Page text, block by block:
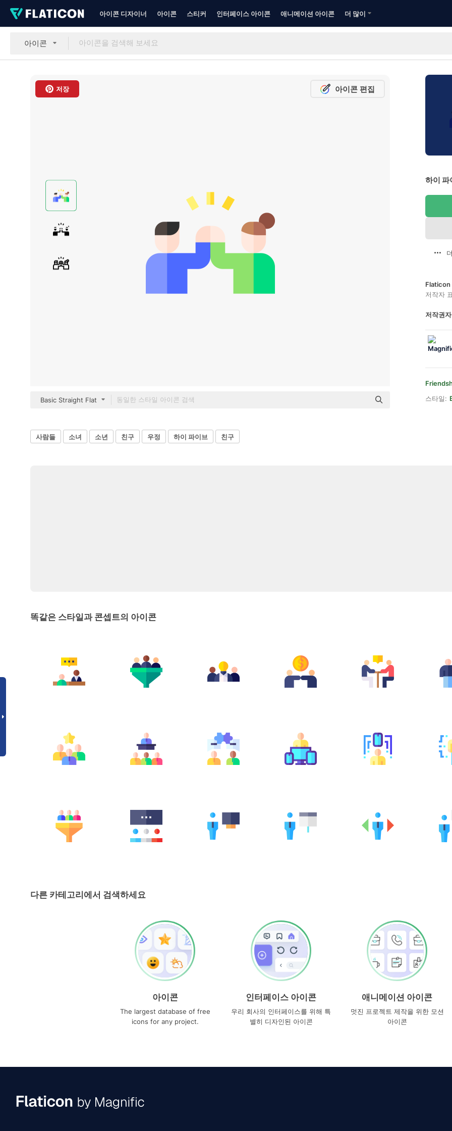
아이콘 디자이너 아이콘 스티커 인터페이스 아이콘 애니메이션 아이콘 더 많이
아이콘
저장 아이콘 편집
Basic Straight Flat
하이 파
Flaticon
저작자
저작권
스타일:
사람들 소녀 소년 친구 우정 하이 파이브 친구
똑같은 스타일과 콘셉트의 아이콘
다른 카테고리에서 검색하세요
아이콘
The largest database of free
icons for any project.
인터페이스 아이콘
우리 회사의 인터페이스를 위해 특
별히 디자인된 아이콘
애니메이션 아이콘
멋진 프로젝트 제작을 위한 모션
아이콘